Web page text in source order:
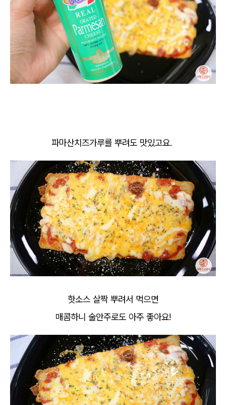
파마산치즈가루를 뿌려도 맛있고요.
핫소스 살짝 뿌려서 먹으면
매콤하니 술안주로도 아주 좋아요!